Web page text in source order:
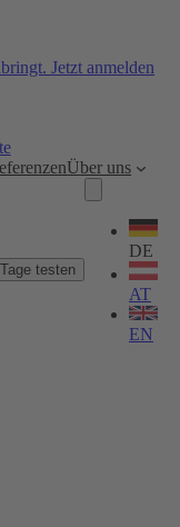
Jetzt anmelden
Über uns
testen
Sprache
wählen
DE
AT
EN